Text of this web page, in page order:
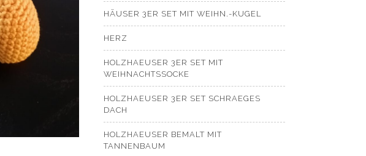
HÄUSER 3ER SET MIT WEIHN.-KUGEL
HERZ
HOLZHAEUSER 3ER SET MIT
WEIHNACHTSSOCKE
HOLZHAEUSER 3ER SET SCHRAEGES
DACH
HOLZHAEUSER BEMALT MIT
TANNENBAUM